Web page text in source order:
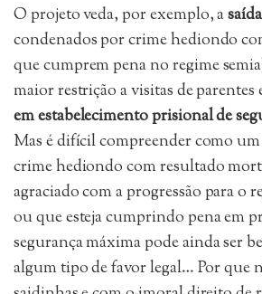
O projeto veda, por exemplo, a
condenados por crime hediondo
que cumprem pena no regime
maior restrição a visitas de parentes
em estabelecimento prisional de
Mas é difícil compreender como
crime hediondo com resultado
agraciado com a progressão para o
ou que esteja cumprindo pena em
segurança máxima pode ainda ser
algum tipo de favor legal… Por que